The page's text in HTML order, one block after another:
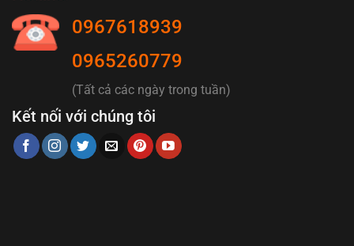
0967618939
0965260779
(Tất cả các ngày trong tuần)
Kết nối với chúng tôi